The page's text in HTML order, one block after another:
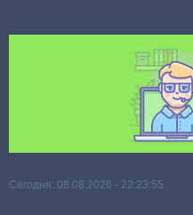
Сегодня: 08.08.2026 - 22:23:55